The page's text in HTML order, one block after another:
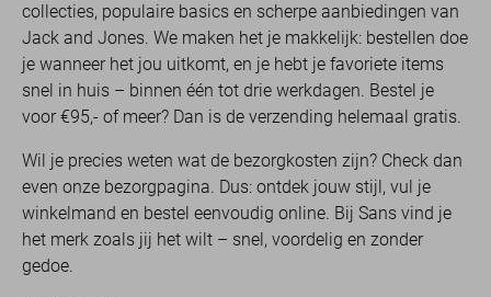
collecties, populaire basics en scherpe aanbiedingen van
Jack and Jones. We maken het je makkelijk: bestellen doe
je wanneer het jou uitkomt, en je hebt je favoriete items
snel in huis – binnen één tot drie werkdagen. Bestel je
voor €95,- of meer? Dan is de verzending helemaal gratis.
Wil je precies weten wat de bezorgkosten zijn? Check dan
even onze bezorgpagina. Dus: ontdek jouw stijl, vul je
winkelmand en bestel eenvoudig online. Bij Sans vind je
het merk zoals jij het wilt – snel, voordelig en zonder
gedoe.